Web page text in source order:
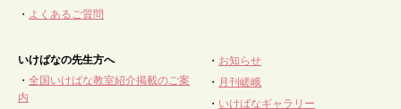
・ よくあるご質問
いけばなの先生方へ
・ 全国いけばな教室紹介掲載のご案
内
・ お知らせ
・ 月刊嵯峨
・ いけばなギャラリー